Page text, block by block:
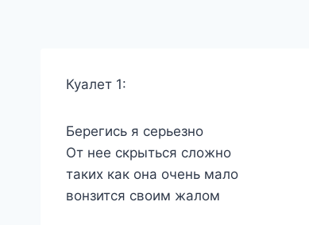
Куалет 1:
Берегись я серьезно
От нее скрыться сложно
таких как она очень мало
вонзится своим жалом